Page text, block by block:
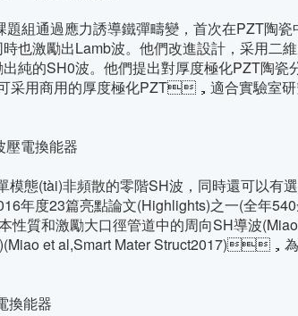
通過應力誘導鐵彈疇變，首次在PZT陶
出Lamb波。他們改進設計，采用
的SH0波。他們提出對厚度極化PZT陶瓷
可采用商用的厚度極化PZT，適合實驗室研
壓電換能器
態(tài)非頻散的零階SH波，同時還可以
23篇亮點論文(Highlights)之一(全年540余
質和激勵大口徑管道中的周向SH導波
et al,Smart Mater Struct2017)，
換能器